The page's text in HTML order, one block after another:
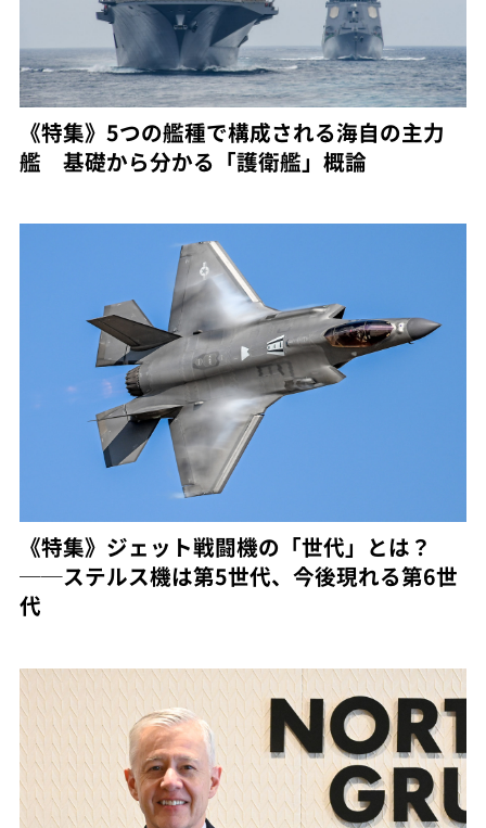
《特集》5つの艦種で構成される海自の主力
艦 基礎から分かる「護衛艦」概論
《特集》ジェット戦闘機の「世代」とは？
──ステルス機は第5世代、今後現れる第6世
代